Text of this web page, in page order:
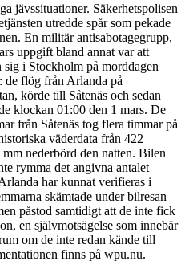
jävssituationer. Säkerhetspolisen
utredde spår som pekade
En militär antisabotagegrupp,
uppgift bland annat var att
i Stockholm på morddagen
de flög från Arlanda på
körde till Såtenäs och sedan
klockan 01:00 den 1 mars. De
från Såtenäs tog flera timmar på
väderdata från 422
nederbörd den natten. Bilen
rymma det angivna antalet
har kunnat verifieras i
skämtade under bilresan
påstod samtidigt att de inte fick
en självmotsägelse som innebär
om de inte redan kände till
finns på wpu.nu.